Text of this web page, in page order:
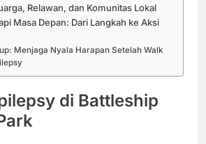
Relawan, dan Komunitas Lokal
Masa Depan: Dari Langkah ke Aksi
Menjaga Nyala Harapan Setelah Walk
di Battleship